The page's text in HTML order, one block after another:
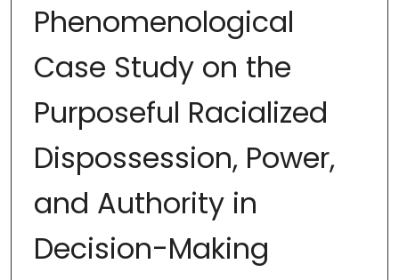
Phenomenological
Case Study on the
Purposeful Racialized
Dispossession, Power,
and Authority in
Decision-Making